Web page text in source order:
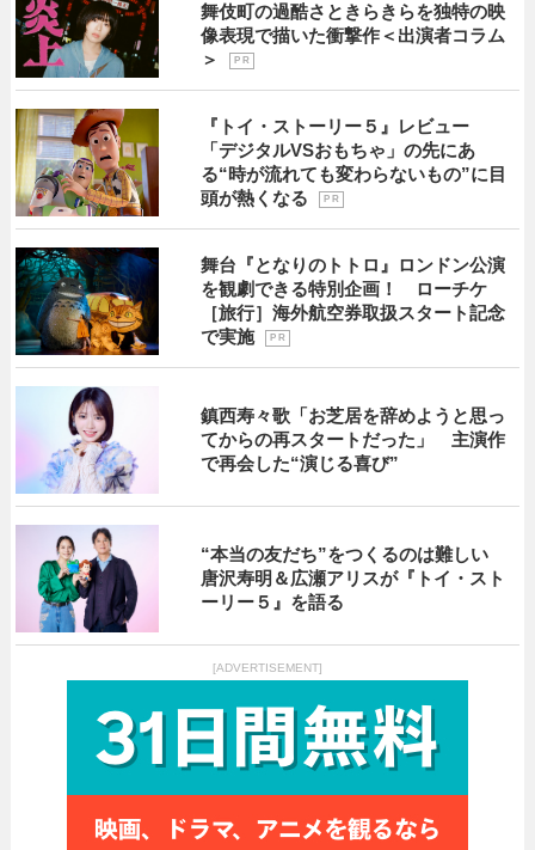
舞伎町の過酷さときらきらを独特の映
像表現で描いた衝撃作＜出演者コラム
＞
P R
『トイ・ストーリー５』レビュー
「デジタルVSおもちゃ」の先にあ
る“時が流れても変わらないもの”に目
頭が熱くなる
P R
舞台『となりのトトロ』ロンドン公演
を観劇できる特別企画！ ローチケ
［旅行］海外航空券取扱スタート記念
で実施
P R
鎮西寿々歌「お芝居を辞めようと思っ
てからの再スタートだった」 主演作
で再会した“演じる喜び”
“本当の友だち”をつくるのは難しい
唐沢寿明＆広瀬アリスが『トイ・スト
ーリー５』を語る
[ADVERTISEMENT]